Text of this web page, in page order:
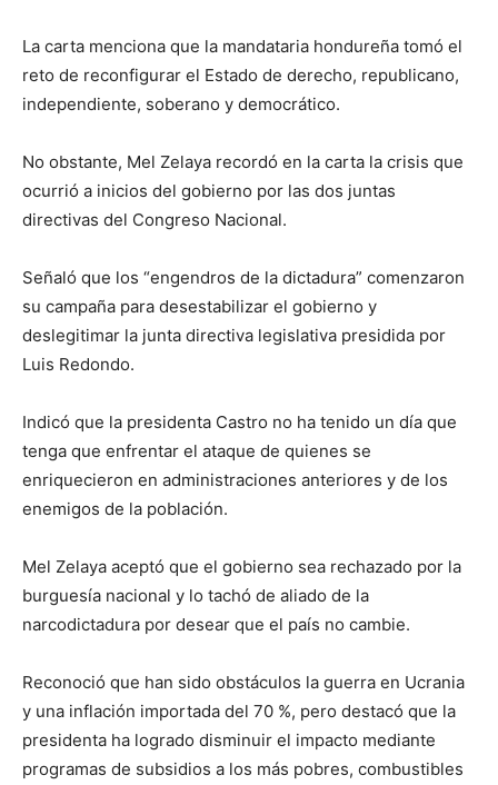
La carta menciona que la mandataria hondureña tomó el
reto de reconfigurar el Estado de derecho, republicano,
independiente, soberano y democrático.
No obstante, Mel Zelaya recordó en la carta la crisis que
ocurrió a inicios del gobierno por las dos juntas
directivas del Congreso Nacional.
Señaló que los “engendros de la dictadura” comenzaron
su campaña para desestabilizar el gobierno y
deslegitimar la junta directiva legislativa presidida por
Luis Redondo.
Indicó que la presidenta Castro no ha tenido un día que
tenga que enfrentar el ataque de quienes se
enriquecieron en administraciones anteriores y de los
enemigos de la población.
Mel Zelaya aceptó que el gobierno sea rechazado por la
burguesía nacional y lo tachó de aliado de la
narcodictadura por desear que el país no cambie.
Reconoció que han sido obstáculos la guerra en Ucrania
y una inflación importada del 70 %, pero destacó que la
presidenta ha logrado disminuir el impacto mediante
programas de subsidios a los más pobres, combustibles